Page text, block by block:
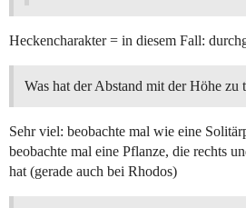
Heckencharakter = in diesem Fall:
Was hat der Abstand mit der Höhe zu
Sehr viel: beobachte mal wie eine
beobachte mal eine Pflanze, die rechts
hat (gerade auch bei Rhodos)